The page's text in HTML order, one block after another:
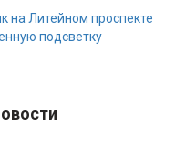
на Литейном проспекте
подсветку